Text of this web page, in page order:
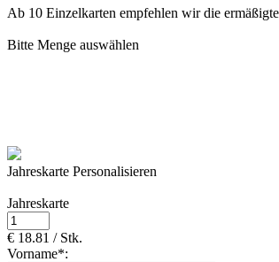
Ab 10 Einzelkarten empfehlen wir die
Bitte Menge auswählen
Jahreskarte Personalisieren
Jahreskarte
€ 18.81 / Stk.
Vorname*: